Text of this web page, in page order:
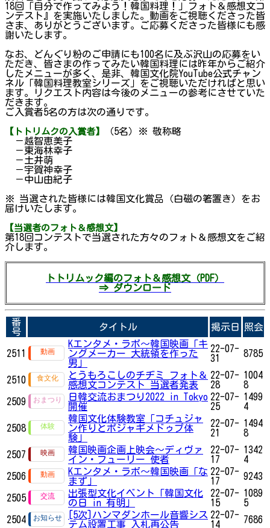
18回「自分で作ってみよう！韓国料理！」フォト＆感想文コ
ンテスト』を実施いたしました。動画をご視聴くださった皆
さま、ありがとうございます。ご応募くださった皆様にも感
謝いたします。
なお、どんぐり粉のご申請にも100名に及ぶ沢山の応募をい
ただき、皆さまの作ってみたい韓国料理には昨年からご紹介
したメニューが多く、是非、韓国文化院YouTube公式チャン
ネル「韓国料理教室シリーズ」をご視聴いただければと思い
ます。リクエスト内容は今後のメニューの参考にさせていた
だきます。
ご入賞者5名の方は次の通りです。
【トトリムクの入賞者】
（5名）※ 敬称略
－越智恵美子
－東海林幸子
－土井萌
－宇賀神幸子
－中山由紀子
※ 当選された皆様には韓国文化賞品（白磁の箸置き）をお
届けいたします。
【当選者のフォト＆感想文】
第18回コンテストで当選された方々のフォト＆感想文をご紹
介します。
トトリムック編のフォト＆感想文（PDF）
⇒ ダウンロード
番
号
タイトル 掲示日 照会
2511
Kエンタメ・ラボ～韓国映画「キ
ングメーカー 大統領を作った
男」
22-07-
31
8785
2510
とうもろこしのチヂミ フォト＆
感想文コンテスト 当選者発表
22-07-
28
1004
8
2509
日韓交流おまつり2022 in Tokyo
開催
22-07-
25
1499
4
2508
韓国文化体験教室「コチュジャ
ン作りとポジャギメドゥプ体
験」
22-07-
21
1494
8
2507
韓国映画企画上映会～ディヴァ
イン・フューリー 使者
22-07-
17
1342
4
2506
Kエンタメ・ラボ～韓国映画「な
まず」
22-07-
17
9243
2505
出張型文化イベント「韓国文化
の日 in 有明」
22-07-
15
1089
5
2504
[5次]ハンマダンホール音響シス
テム設置工事 入札再公告
22-07-
14
7686